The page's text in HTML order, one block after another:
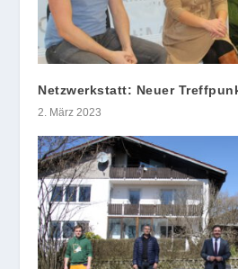
Netzwerkstatt: Neuer
2. März 2023